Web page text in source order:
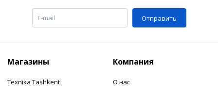
Отправить
Магазины
Texnika Tashkent
Компания
О нас